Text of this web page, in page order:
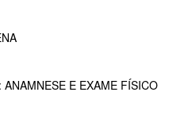
E EXAME FÍSICO